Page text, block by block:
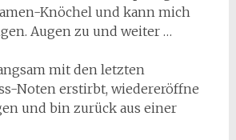
Knöchel und kann mich
Augen zu und weiter …
mit den letzten
Noten erstirbt, wiedereröffne
und bin zurück aus einer